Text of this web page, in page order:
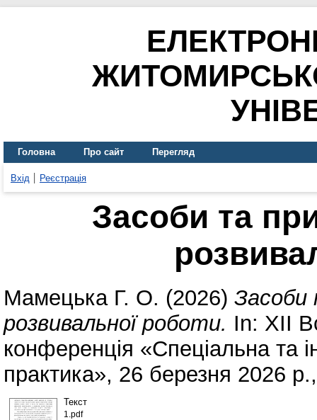
Головна Про сайт Перегляд
Вхід Реєстрація
Засоби та
Мамецька Г. О. (2026) Засоби
розвивальної роботи. In: XII
конференція «Спеціальна та
практика», 26 березня 2026
Текст
1.pdf